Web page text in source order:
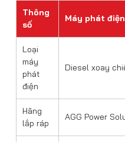
Thông
số
Máy phát
Loại
máy
phát
điện
Diesel xoay
Hãng
lắp ráp
AGG Power